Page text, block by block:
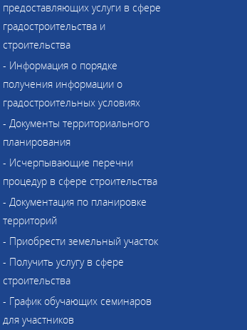
предоставляющих услуги в сфере
градостроительства и
строительства
- Информация о порядке
получения информации о
градостроительных условиях
- Документы территориального
планирования
- Исчерпывающие перечни
процедур в сфере строительства
- Документация по планировке
территорий
- Приобрести земельный участок
- Получить услугу в сфере
строительства
- График обучающих семинаров
для участников